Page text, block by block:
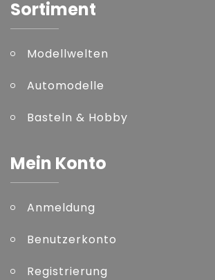
Sortiment
Modellwelten
Automodelle
Basteln & Hobby
Mein Konto
Anmeldung
Benutzerkonto
Registrierung